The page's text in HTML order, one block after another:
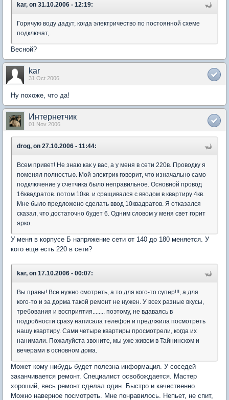
kar, on 31.10.2006 - 12:19:
Горячую воду дадут, когда электричество по постоянной схеме
подключат,.
Весной?
kar
31 Oct 2006
Ну похоже, что да!
Интернетчик
01 Nov 2006
drog, on 27.10.2006 - 11:44:
Всем привет! Не знаю как у вас, а у меня в сети 220в. Проводку я
поменял полностью. Мой электрик говорит, что изначально само
подключение у счетчика было неправильное. Основной провод
16квадратов. потом 10кв. и сращивался с вводом в квартиру 4кв.
Мне было предложено сделать ввод 10квадратов. Я отказался
сказал, что достаточно будет 6. Одним словом у меня свет горит
ярко.
У меня в корпусе Б напряжение сети от 140 до 180 меняется. У
кого еще есть 220 в сети?
kar, on 17.10.2006 - 00:07:
Вы правы! Все нужно смотреть, а то для кого-то супер!!!, а для
кого-то и за дорма такой ремонт не нужен. У всех разные вкусы,
требования и восприятия........ поэтому, не вдаваясь в
подробности сразу написала телефон и предлжила посмотреть
нашу квартиру. Сами четыре квартиры просмотрели, когда их
нанимали. Пожалуйста звоните, мы уже живем в Тайнинском и
вечерами в основном дома.
Может кому нибудь будет полезна информация. У соседей
заканчивается ремонт. Специалист освобождается. Мастер
хороший, весь ремонт сделал один. Быстро и качественно.
Можно наверное посмотреть. Мне понравилось. Непьет, не спит,